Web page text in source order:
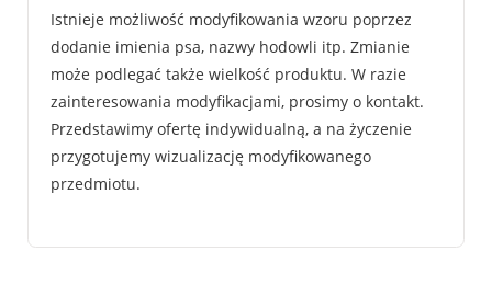
Istnieje możliwość modyfikowania wzoru poprzez
dodanie imienia psa, nazwy hodowli itp. Zmianie
może podlegać także wielkość produktu. W razie
zainteresowania modyfikacjami, prosimy o kontakt.
Przedstawimy ofertę indywidualną, a na życzenie
przygotujemy wizualizację modyfikowanego
przedmiotu.